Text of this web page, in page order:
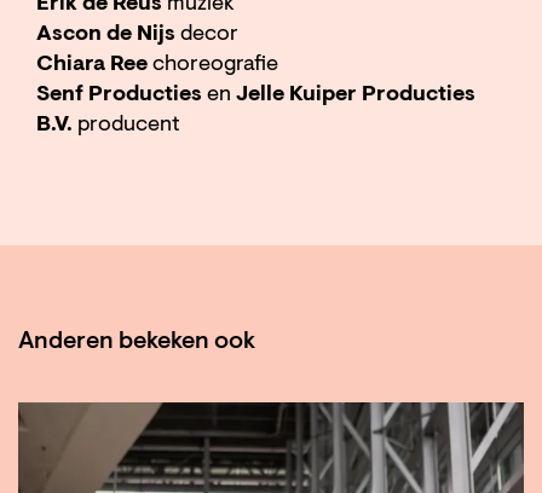
Erik de Reus muziek
Ascon de Nijs decor
Chiara Ree choreografie
Senf Producties en Jelle Kuiper Producties
B.V. producent
Anderen bekeken ook